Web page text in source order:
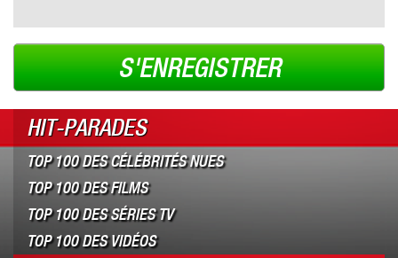
S'ENREGISTRER
HIT-PARADES
TOP 100 DES CÉLÉBRITÉS NUES
TOP 100 DES FILMS
TOP 100 DES SÉRIES TV
TOP 100 DES VIDÉOS